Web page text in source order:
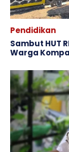
Pendidikan
Sambut HUT
Warga